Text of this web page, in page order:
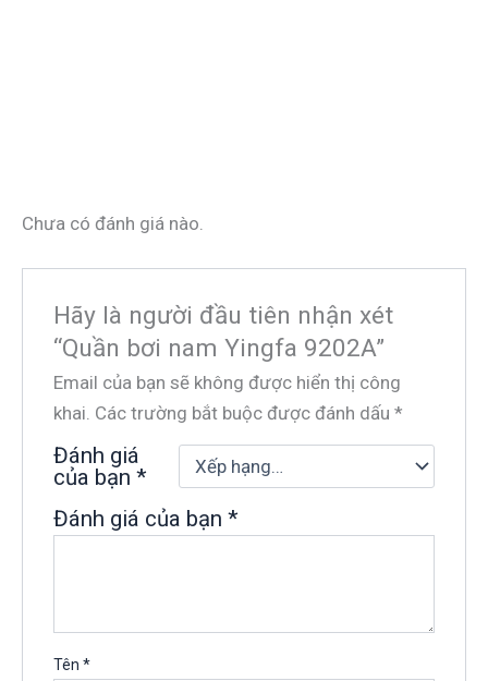
Chưa có đánh giá nào.
Hãy là người đầu tiên nhận xét
“Quần bơi nam Yingfa 9202A”
Email của bạn sẽ không được hiển thị công
khai. Các trường bắt buộc được đánh dấu*
Đánh giá
của bạn*
Đánh giá của bạn*
Tên*